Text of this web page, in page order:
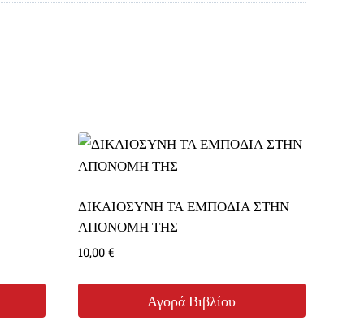
ΔΙΚΑΙΟΣΥΝΗ ΤΑ ΕΜΠΟΔΙΑ ΣΤΗΝ
ΑΠΟΝΟΜΗ ΤΗΣ
10,00 €
Αγορά Βιβλίου